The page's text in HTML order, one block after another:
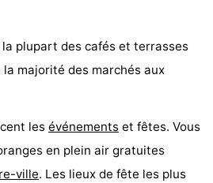
plupart des cafés et terrasses
majorité des marchés aux
les événements et fêtes. Vous
en plein air gratuites
ville. Les lieux de fête les plus